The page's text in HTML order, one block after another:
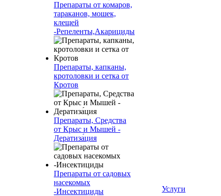
Препараты от комаров,
тараканов, мошек,
клещей
-Репеленты,Акарициды
Препараты, капканы,
кротоловки и сетка от
Кротов
Препараты, Средства
от Крыс и Мышей -
Дератиза́ция
Препараты от садовых
насекомых
-Инсектициды
Услуги